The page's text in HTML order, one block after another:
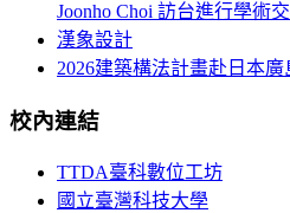
Joonho Choi 訪台進行學術
漢象設計
2026建築構法計畫赴日本
校內連結
TTDA臺科數位工坊
國立臺灣科技大學